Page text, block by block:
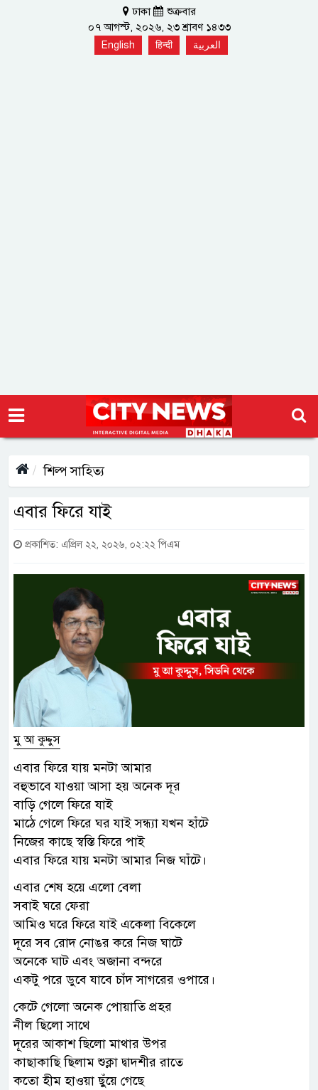
ঢাকা
শুক্রবার
০৭ আগস্ট, ২০২৬, ২৩ শ্রাবণ ১৪৩৩
English हिन्दी العربية
শিল্প সাহিত্য
এবার ফিরে যাই
প্রকাশিত: এপ্রিল ২২, ২০২৬, ০২:২২ পিএম
মু আ কুদ্দুস
এবার ফিরে যায় মনটা আমার
বহুভাবে যাওয়া আসা হয় অনেক দূর
বাড়ি গেলে ফিরে যাই
মাঠে গেলে ফিরে ঘর যাই সন্ধ্যা যখন হাঁটে
নিজের কাছে স্বস্তি ফিরে পাই
এবার ফিরে যায় মনটা আমার নিজ ঘাঁটে।
এবার শেষ হয়ে এলো বেলা
সবাই ঘরে ফেরা
আমিও ঘরে ফিরে যাই একেলা বিকেলে
দূরে সব রোদ নোঙর করে নিজ ঘাটে
অনেকে ঘাট এবং অজানা বন্দরে
একটু পরে ডুবে যাবে চাঁদ সাগরের ওপারে।
কেটে গেলো অনেক পোয়াতি প্রহর
নীল ছিলো সাথে
দূরের আকাশ ছিলো মাথার উপর
কাছাকাছি ছিলাম শুক্লা দ্বাদশীর রাতে
কতো হীম হাওয়া ছুঁয়ে গেছে